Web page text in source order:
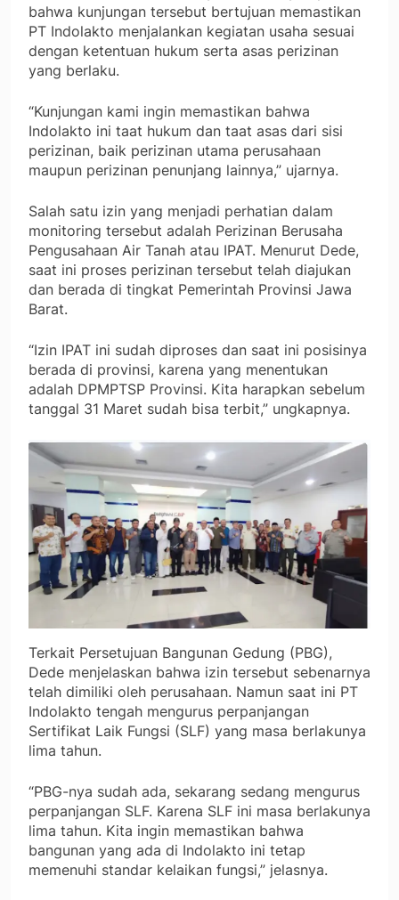
bahwa kunjungan tersebut bertujuan memastikan
PT Indolakto menjalankan kegiatan usaha sesuai
dengan ketentuan hukum serta asas perizinan
yang berlaku.
“Kunjungan kami ingin memastikan bahwa
Indolakto ini taat hukum dan taat asas dari sisi
perizinan, baik perizinan utama perusahaan
maupun perizinan penunjang lainnya,” ujarnya.
Salah satu izin yang menjadi perhatian dalam
monitoring tersebut adalah Perizinan Berusaha
Pengusahaan Air Tanah atau IPAT. Menurut Dede,
saat ini proses perizinan tersebut telah diajukan
dan berada di tingkat Pemerintah Provinsi Jawa
Barat.
“Izin IPAT ini sudah diproses dan saat ini posisinya
berada di provinsi, karena yang menentukan
adalah DPMPTSP Provinsi. Kita harapkan sebelum
tanggal 31 Maret sudah bisa terbit,” ungkapnya.
Terkait Persetujuan Bangunan Gedung (PBG),
Dede menjelaskan bahwa izin tersebut sebenarnya
telah dimiliki oleh perusahaan. Namun saat ini PT
Indolakto tengah mengurus perpanjangan
Sertifikat Laik Fungsi (SLF) yang masa berlakunya
lima tahun.
“PBG-nya sudah ada, sekarang sedang mengurus
perpanjangan SLF. Karena SLF ini masa berlakunya
lima tahun. Kita ingin memastikan bahwa
bangunan yang ada di Indolakto ini tetap
memenuhi standar kelaikan fungsi,” jelasnya.